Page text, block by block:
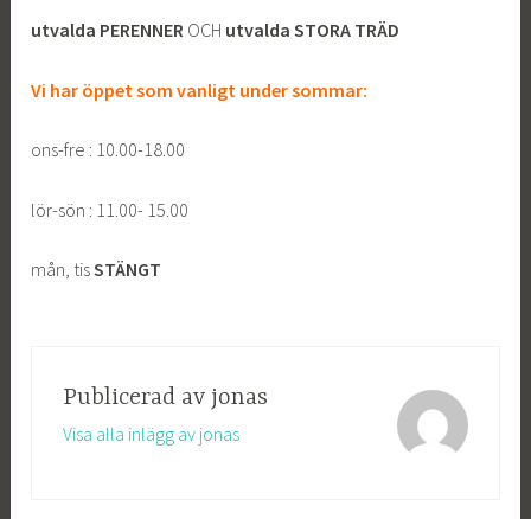
utvalda PERENNER OCH utvalda STORA TRÄD
Vi har öppet som vanligt under sommar:
ons-fre : 10.00-18.00
lör-sön : 11.00- 15.00
mån, tisSTÄNGT
Publicerad av jonas
Visa alla inlägg av jonas